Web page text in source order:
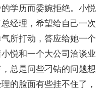
学历而委婉拒绝。小悦
经理，希望给自己一次
所打动，答应给她一个
悦和一个大公司洽谈业
总是问些刁钻的问题想
的脸面有些挂不住了，